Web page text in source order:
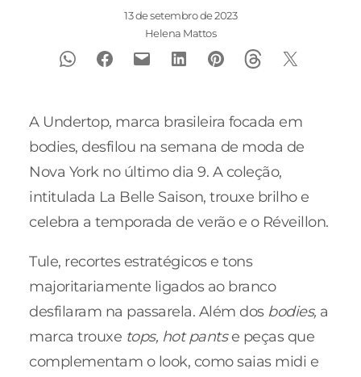
13 de setembro de 2023
Helena Mattos
A Undertop, marca brasileira focada em
bodies, desfilou na semana de moda de
Nova York no último dia 9. A coleção,
intitulada La Belle Saison, trouxe brilho e
celebra a temporada de verão e o Réveillon.
Tule, recortes estratégicos e tons
majoritariamente ligados ao branco
desfilaram na passarela. Além dos bodies, a
marca trouxe tops, hot pantse peças que
complementam o look, como saias midi e